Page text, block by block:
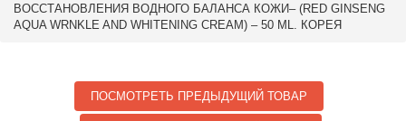
ВОССТАНОВЛЕНИЯ ВОДНОГО БАЛАНСА КОЖИ– (RED GINSENG
AQUA WRNKLE AND WHITENING CREAM) – 50 ML. КОРЕЯ
ПОСМОТРЕТЬ ПРЕДЫДУЩИЙ ТОВАР